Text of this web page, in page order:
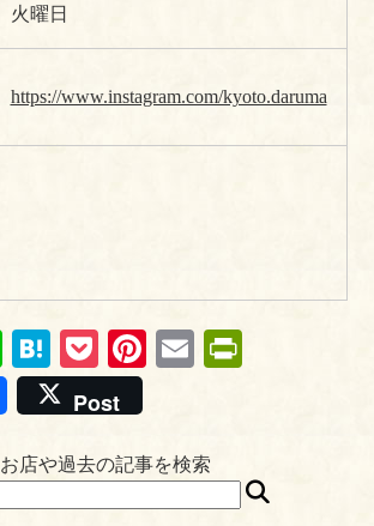
火曜日
https://www.instagram.com/kyoto.daruma
Li
ne
H
at
en
a
P
oc
ke
t
Pi
es
t
E
en
Post
お店や過去の記事を検索